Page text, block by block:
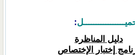
:
دليل المناظرة
إختبار الإختصاص